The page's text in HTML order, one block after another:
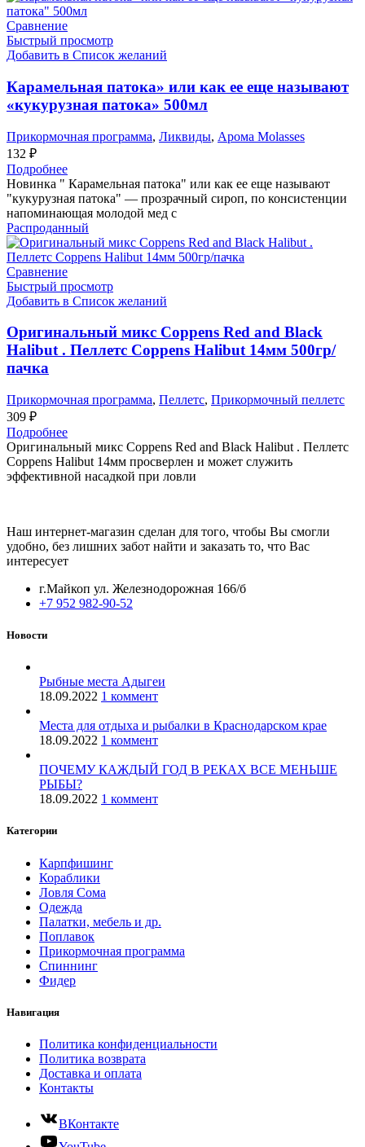
Сравнение
Быстрый просмотр
Добавить в Список желаний
Карамельная патока» или как ее еще называют
«кукурузная патока» 500мл
Прикормочная программа, Ликвиды, Арома Molasses
132 ₽
Подробнее
Новинка " Карамельная патока" или как ее еще называют
"кукурузная патока" — прозрачный сироп, по консистенции
напоминающая молодой мед с
Распроданный
Сравнение
Быстрый просмотр
Добавить в Список желаний
Оригинальный микс Coppens Red and Black
Halibut . Пеллетс Coppens Halibut 14мм 500гр/
пачка
Прикормочная программа, Пеллетс, Прикормочный пеллетс
309 ₽
Подробнее
Оригинальный микс Coppens Red and Black Halibut . Пеллетс
Coppens Halibut 14мм просверлен и может служить
эффективной насадкой при ловли
Наш интернет-магазин сделан для того, чтобы Вы смогли
удобно, без лишних забот найти и заказать то, что Вас
интересует
г.Майкоп ул. Железнодорожная 166/б
+7 952 982-90-52
Новости
Рыбные места Адыгеи
18.09.2022 1 коммент
Места для отдыха и рыбалки в Краснодарском крае
18.09.2022 1 коммент
ПОЧЕМУ КАЖДЫЙ ГОД В РЕКАХ ВСЕ МЕНЬШЕ
РЫБЫ?
18.09.2022 1 коммент
Категории
Карпфишинг
Кораблики
Ловля Сома
Одежда
Палатки, мебель и др.
Поплавок
Прикормочная программа
Спиннинг
Фидер
Навигация
Политика конфиденциальности
Политика возврата
Доставка и оплата
Контакты
ВКонтакте